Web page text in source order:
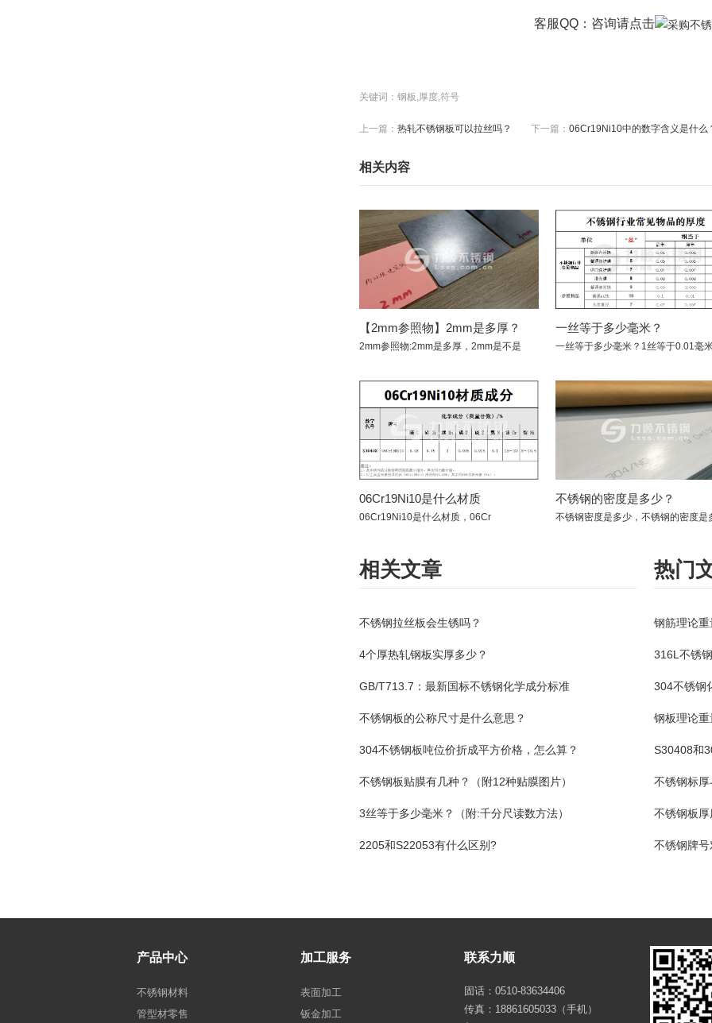
客服QQ：咨询请点击
关键词：钢板,厚度,符号
上一篇： 热轧不锈钢板可以拉丝吗？ 下一篇： 06Cr19Ni10中的数字含义是什么
相关内容
【2mm参照物】2mm是多厚？
2mm参照物:2mm是多厚，2mm是不是
一丝等于多少毫米？
一丝等于多少毫米？1丝等于0.01毫
06Cr19Ni10是什么材质
06Cr19Ni10是什么材质，06Cr
不锈钢的密度是多少？
相关文章
不锈钢拉丝板会生锈吗？
4个厚热轧钢板实厚多少？
GB/T713.7：最新国标不锈钢化学成分标准
不锈钢板的公称尺寸是什么意思？
304不锈钢板吨位价折成平方价格，怎么算？
不锈钢板贴膜有几种？（附12种贴膜图片）
3丝等于多少毫米？（附:千分尺读数方法）
2205和S22053有什么区别?
热门
钢筋理论重
316L不锈
304不锈钢
钢板理论重
S30408和
不锈钢标
不锈钢板
不锈钢牌
产品中心
不锈钢材料
管型材零售
加工服务
表面加工
钣金加工
联系力顺
固话：0510-83634406
传真：18861605033（手机）